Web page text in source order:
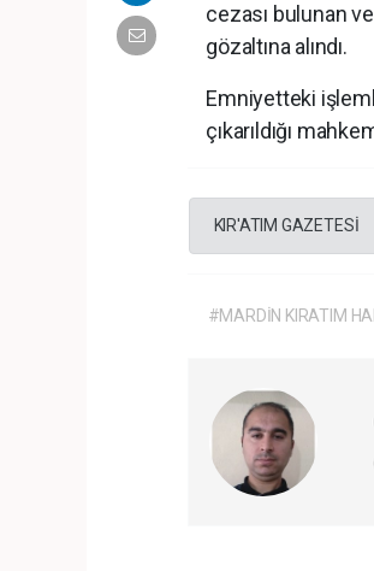
cezası bulunan
gözaltına alındı.
Emniyetteki
çıkarıldığı
KIR'ATIM GAZETESİ
#MARDİN KIRATIM